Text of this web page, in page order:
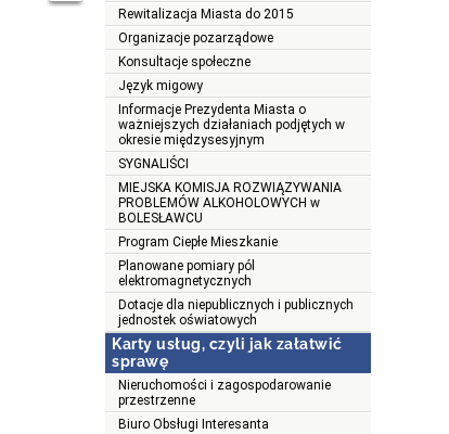
Rewitalizacja Miasta do 2015
Organizacje pozarządowe
Konsultacje społeczne
Język migowy
Informacje Prezydenta Miasta o
ważniejszych działaniach podjętych w
okresie międzysesyjnym
SYGNALIŚCI
MIEJSKA KOMISJA ROZWIĄZYWANIA
PROBLEMÓW ALKOHOLOWYCH w
BOLESŁAWCU
Program Ciepłe Mieszkanie
Planowane pomiary pól
elektromagnetycznych
Dotacje dla niepublicznych i publicznych
jednostek oświatowych
Karty usług, czyli jak załatwić
sprawę
Nieruchomości i zagospodarowanie
przestrzenne
Biuro Obsługi Interesanta